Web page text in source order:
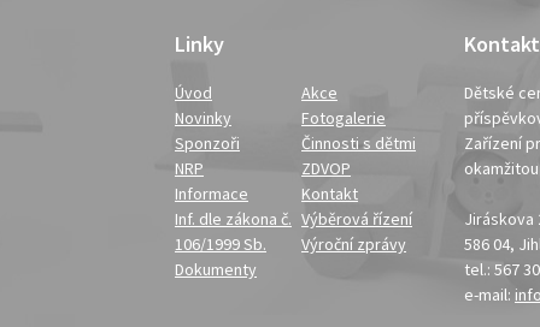
Linky
Úvod
Akce
Novinky
Fotogalerie
Sponzoři
Činnosti s dětmi
NRP
ZDVOP
Informace
Kontakt
Inf. dle zákona č.
106/1999 Sb.
Výběrová řízení
Výroční zprávy
Dokumenty
Kontakt
Dětské
Zařízení
Jiráskova
586 04,
tel.: 567
e-mail: